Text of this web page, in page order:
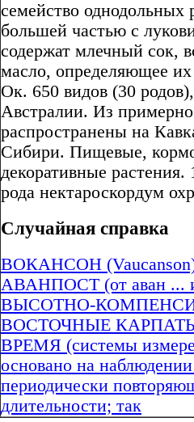
семейство
большей частью с
содержат млечный сок,
масло, определяющее
Ок. 650 видов (30
Австралии. Из
распространены на
Сибири. Пищевые,
декоративные
рода нектароскордум
Случайная справка
ВОКАНСОН (Vaucanson)
АВАНПОСТ (от аван ...
ВЫСОТНО-
ВОСТОЧНЫЕ
ВРЕМЯ (системы
основано на
периодически
длительности; так